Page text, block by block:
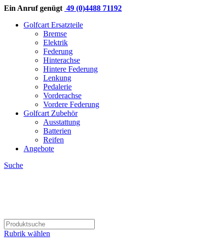
Ein Anruf genügt 49 (0)4488 71192
Golfcart Ersatzteile
Bremse
Elektrik
Federung
Hinterachse
Hintere Federung
Lenkung
Pedalerie
Vorderachse
Vordere Federung
Golfcart Zubehör
Ausstattung
Batterien
Reifen
Angebote
Suche
Rubrik wählen